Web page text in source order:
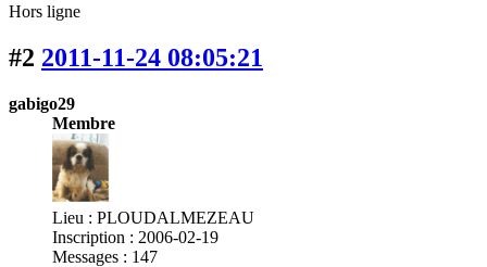
Hors ligne
#2 2011-11-24 08:05:21
gabigo29
Membre
Lieu : PLOUDALMEZEAU
Inscription : 2006-02-19
Messages : 147